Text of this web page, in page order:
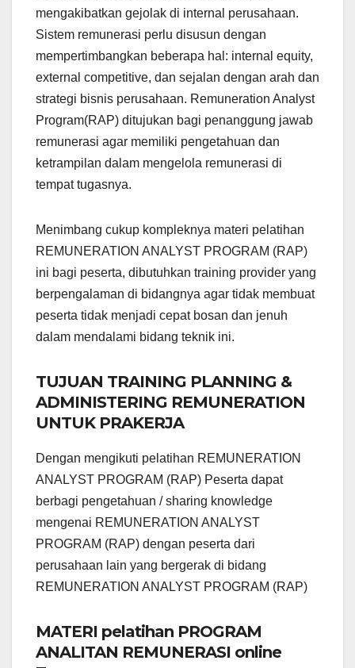
mengakibatkan gejolak di internal perusahaan.
Sistem remunerasi perlu disusun dengan
mempertimbangkan beberapa hal: internal equity,
external competitive, dan sejalan dengan arah dan
strategi bisnis perusahaan. Remuneration Analyst
Program(RAP) ditujukan bagi penanggung jawab
remunerasi agar memiliki pengetahuan dan
ketrampilan dalam mengelola remunerasi di
tempat tugasnya.
Menimbang cukup kompleknya materi pelatihan
REMUNERATION ANALYST PROGRAM (RAP)
ini bagi peserta, dibutuhkan training provider yang
berpengalaman di bidangnya agar tidak membuat
peserta tidak menjadi cepat bosan dan jenuh
dalam mendalami bidang teknik ini.
TUJUAN TRAINING PLANNING &
ADMINISTERING REMUNERATION
UNTUK PRAKERJA
Dengan mengikuti pelatihan REMUNERATION
ANALYST PROGRAM (RAP) Peserta dapat
berbagi pengetahuan / sharing knowledge
mengenai REMUNERATION ANALYST
PROGRAM (RAP) dengan peserta dari
perusahaan lain yang bergerak di bidang
REMUNERATION ANALYST PROGRAM (RAP)
MATERI pelatihan PROGRAM
ANALITAN REMUNERASI online